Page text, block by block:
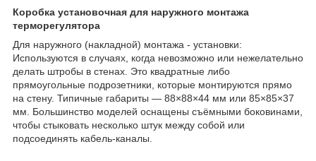
Коробка установочная для наружного монтажа
терморегулятора
Для наружного (накладной) монтажа - установки:
Используются в случаях, когда невозможно или нежелательно
делать штробы в стенах. Это квадратные либо
прямоугольные подрозетники, которые монтируются прямо
на стену. Типичные габариты — 88×88×44 мм или 85×85×37
мм. Большинство моделей оснащены съёмными боковинами,
чтобы стыковать несколько штук между собой или
подсоединять кабель-каналы.